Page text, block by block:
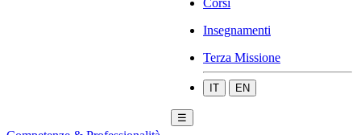
Corsi
Insegnamenti
Terza Missione
IT EN
☰